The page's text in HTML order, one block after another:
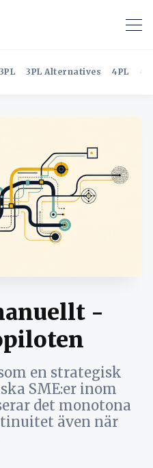
3PL 3PL Alternatives 4PL
-
en strategisk
SME:er inom
det monotona
även när